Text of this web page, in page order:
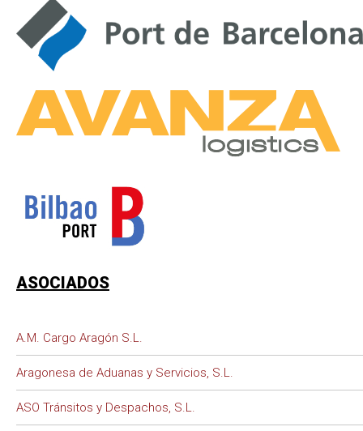
ASOCIADOS
A.M. Cargo Aragón S.L.
Aragonesa de Aduanas y Servicios, S.L.
ASO Tránsitos y Despachos, S.L.